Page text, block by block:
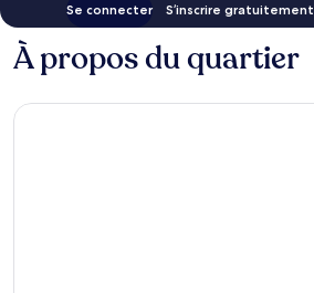
Se connecter S’inscrire gratuitement
À propos du quartier